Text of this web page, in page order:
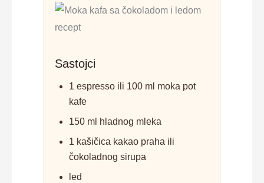
Sastojci
1 espresso ili 100 ml moka pot
kafe
150 ml hladnog mleka
1 kašičica kakao praha ili
čokoladnog sirupa
led